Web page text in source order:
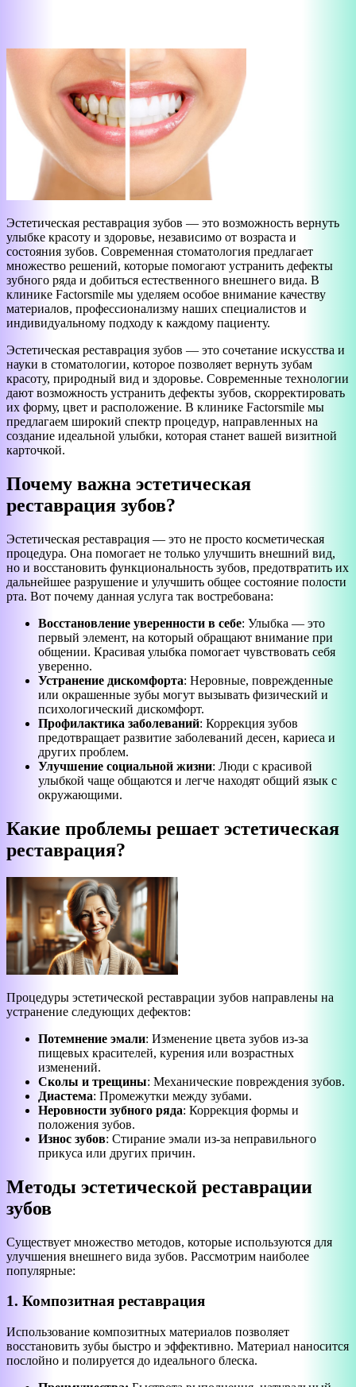
Эстетическая реставрация зубов — это возможность вернуть
улыбке красоту и здоровье, независимо от возраста и
состояния зубов. Современная стоматология предлагает
множество решений, которые помогают устранить дефекты
зубного ряда и добиться естественного внешнего вида. В
клинике Factorsmile мы уделяем особое внимание качеству
материалов, профессионализму наших специалистов и
индивидуальному подходу к каждому пациенту.
Эстетическая реставрация зубов — это сочетание искусства и
науки в стоматологии, которое позволяет вернуть зубам
красоту, природный вид и здоровье. Современные технологии
дают возможность устранить дефекты зубов, скорректировать
их форму, цвет и расположение. В клинике Factorsmile мы
предлагаем широкий спектр процедур, направленных на
создание идеальной улыбки, которая станет вашей визитной
карточкой.
Почему важна эстетическая
реставрация зубов?
Эстетическая реставрация — это не просто косметическая
процедура. Она помогает не только улучшить внешний вид,
но и восстановить функциональность зубов, предотвратить их
дальнейшее разрушение и улучшить общее состояние полости
рта. Вот почему данная услуга так востребована:
Восстановление уверенности в себе: Улыбка — это
первый элемент, на который обращают внимание при
общении. Красивая улыбка помогает чувствовать себя
уверенно.
Устранение дискомфорта: Неровные, поврежденные
или окрашенные зубы могут вызывать физический и
психологический дискомфорт.
Профилактика заболеваний: Коррекция зубов
предотвращает развитие заболеваний десен, кариеса и
других проблем.
Улучшение социальной жизни: Люди с красивой
улыбкой чаще общаются и легче находят общий язык с
окружающими.
Какие проблемы решает эстетическая
реставрация?
Процедуры эстетической реставрации зубов направлены на
устранение следующих дефектов:
Потемнение эмали: Изменение цвета зубов из-за
пищевых красителей, курения или возрастных
изменений.
Сколы и трещины: Механические повреждения зубов.
Диастема: Промежутки между зубами.
Неровности зубного ряда: Коррекция формы и
положения зубов.
Износ зубов: Стирание эмали из-за неправильного
прикуса или других причин.
Методы эстетической реставрации
зубов
Существует множество методов, которые используются для
улучшения внешнего вида зубов. Рассмотрим наиболее
популярные:
1. Композитная реставрация
Использование композитных материалов позволяет
восстановить зубы быстро и эффективно. Материал наносится
послойно и полируется до идеального блеска.